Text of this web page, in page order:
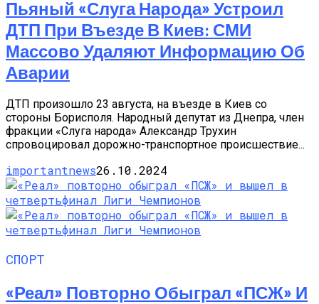
Пьяный «слуга Народа» Устроил
ДТП При Въезде В Киев: СМИ
Массово Удаляют Информацию Об
Аварии
ДТП произошло 23 августа, на въезде в Киев со
стороны Борисполя. Народный депутат из Днепра, член
фракции «Слуга народа» Александр Трухин
спровоцировал дорожно-транспортное происшествие...
importantnews26.10.2024
СПОРТ
«Реал» Повторно Обыграл «ПСЖ» И